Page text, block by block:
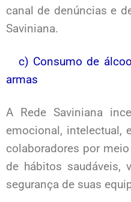
canal de denúncias e
Saviniana.
c) Consumo de
armas
A Rede Saviniana
emocional, intelectual,
colaboradores por
de hábitos saudáveis,
segurança de suas